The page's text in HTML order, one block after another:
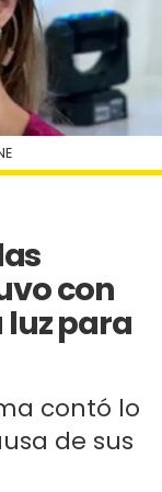
con
luz para
contó lo
de sus